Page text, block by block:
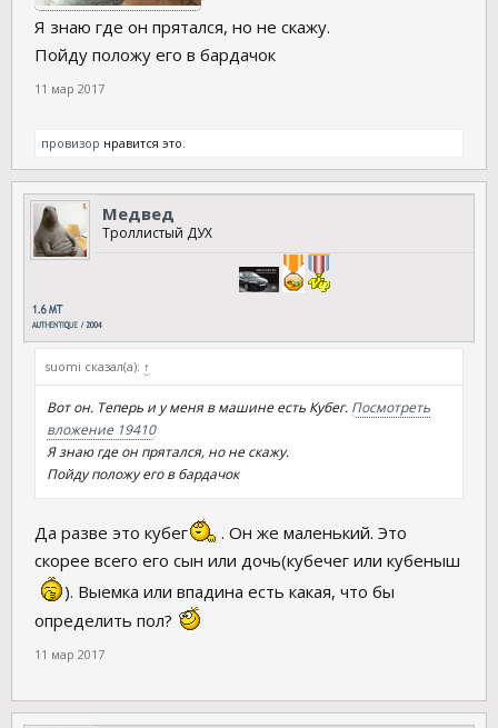
Я знаю где он прятался, но не скажу.
Пойду положу его в бардачок
11 мар 2017
провизор нравится это.
Медвед
Троллистый ДУХ
suomi сказал(а): ↑
Вот он. Теперь и у меня в машине есть Кубег. Посмотреть
вложение 19410
Я знаю где он прятался, но не скажу.
Пойду положу его в бардачок
Да разве это кубег
. Он же маленький. Это
скорее всего его сын или дочь(кубечег или кубеныш
). Выемка или впадина есть какая, что бы
определить пол?
11 мар 2017